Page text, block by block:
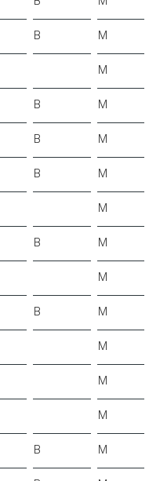
B M
M
B M
B M
B M
M
B M
M
B M
M
M
M
B M